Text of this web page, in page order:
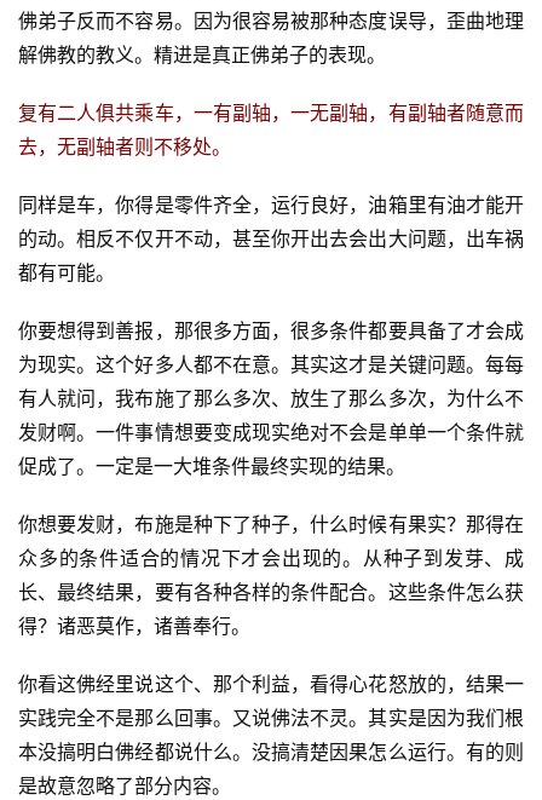
佛弟子反而不容易。因为很容易被那种态度误导，歪曲地理
解佛教的教义。精进是真正佛弟子的表现。
复有二人俱共乘车，一有副轴，一无副轴，有副轴者随意而
去，无副轴者则不移处。
同样是车，你得是零件齐全，运行良好，油箱里有油才能开
的动。相反不仅开不动，甚至你开出去会出大问题，出车祸
都有可能。
你要想得到善报，那很多方面，很多条件都要具备了才会成
为现实。这个好多人都不在意。其实这才是关键问题。每每
有人就问，我布施了那么多次、放生了那么多次，为什么不
发财啊。一件事情想要变成现实绝对不会是单单一个条件就
促成了。一定是一大堆条件最终实现的结果。
你想要发财，布施是种下了种子，什么时候有果实？那得在
众多的条件适合的情况下才会出现的。从种子到发芽、成
长、最终结果，要有各种各样的条件配合。这些条件怎么获
得？诸恶莫作，诸善奉行。
你看这佛经里说这个、那个利益，看得心花怒放的，结果一
实践完全不是那么回事。又说佛法不灵。其实是因为我们根
本没搞明白佛经都说什么。没搞清楚因果怎么运行。有的则
是故意忽略了部分内容。